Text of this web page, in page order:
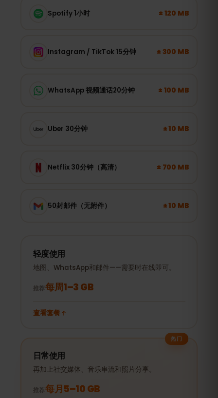
Spotify 1小时 ± 120 MB
Instagram / TikTok 15分钟 ± 300 MB
WhatsApp 视频通话20分钟 ± 100 MB
Uber 30分钟 ± 10 MB
Netflix 30分钟（高清） ± 700 MB
50封邮件（无附件） ± 10 MB
轻度使用
地图、WhatsApp和邮件——需要时在线即可。
推荐每周1–3 GB
查看套餐
热门
日常使用
再加上社交媒体、音乐串流和照片分享。
推荐每月5–10 GB